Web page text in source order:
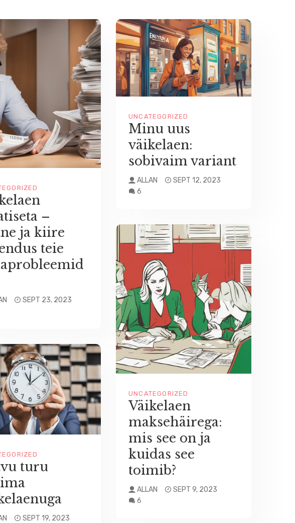
–
ja kiire
teie
SEPT 23, 2023
turu
SEPT 19, 2023
UNCATEGORIZED
Minu uus
väikelaen:
sobivaim variant
ALLAN
SEPT 12, 2023
6
UNCATEGORIZED
Väikelaen
maksehäirega:
mis see on ja
kuidas see
toimib?
ALLAN
SEPT 9, 2023
6